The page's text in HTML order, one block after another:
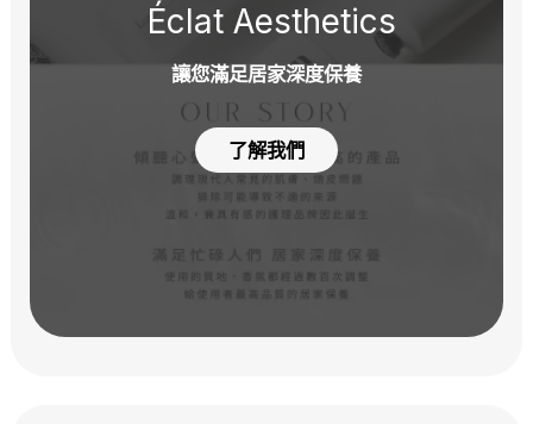
Éclat Aesthetics
讓您滿足居家深度保養
了解我們